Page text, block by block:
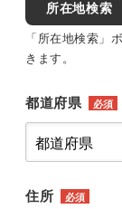
所在地検索
「所在地検索」
きます。
都道府県 必須
住所 必須